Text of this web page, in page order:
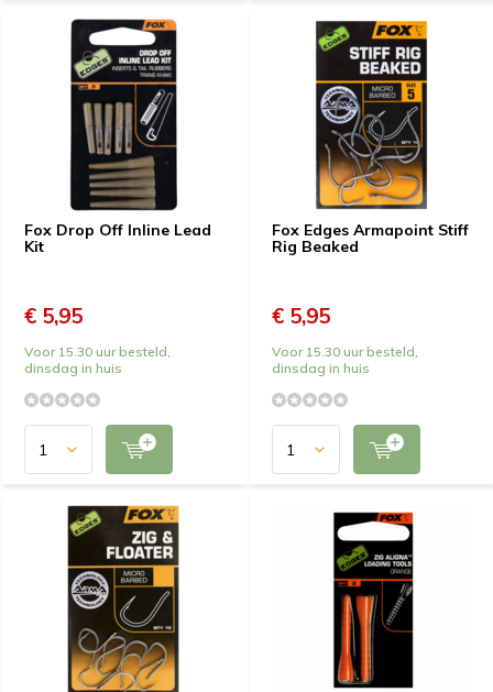
Fox Drop Off Inline Lead
Kit
€ 5,95
Voor 15.30 uur besteld,
dinsdag in huis
Fox Edges Armapoint Stiff
Rig Beaked
€ 5,95
Voor 15.30 uur besteld,
dinsdag in huis